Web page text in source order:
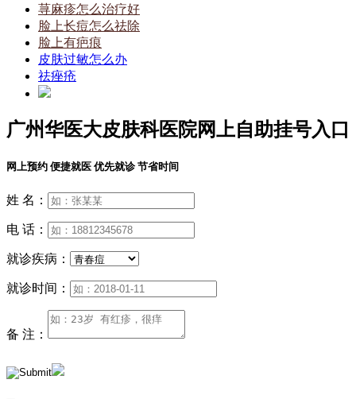
荨麻疹怎么治疗好
脸上长痘怎么祛除
脸上有疤痕
皮肤过敏怎么办
祛痤疮
广州华医大皮肤科医院网上自助挂号入口
网上预约 便捷就医 优先就诊 节省时间
姓 名：
电 话：
就诊疾病：
就诊时间：
备 注：